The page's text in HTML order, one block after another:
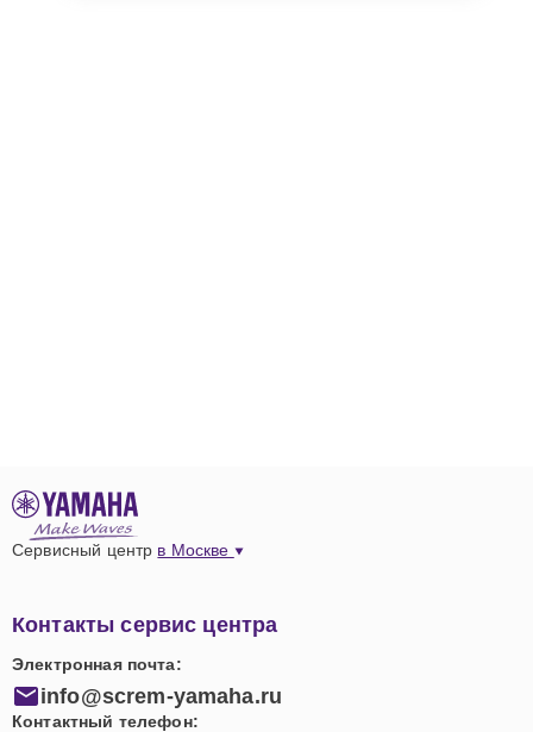
Сервисный центр в Москве
Контакты сервис центра
Электронная почта:
info@screm-yamaha.ru
Контактный телефон: